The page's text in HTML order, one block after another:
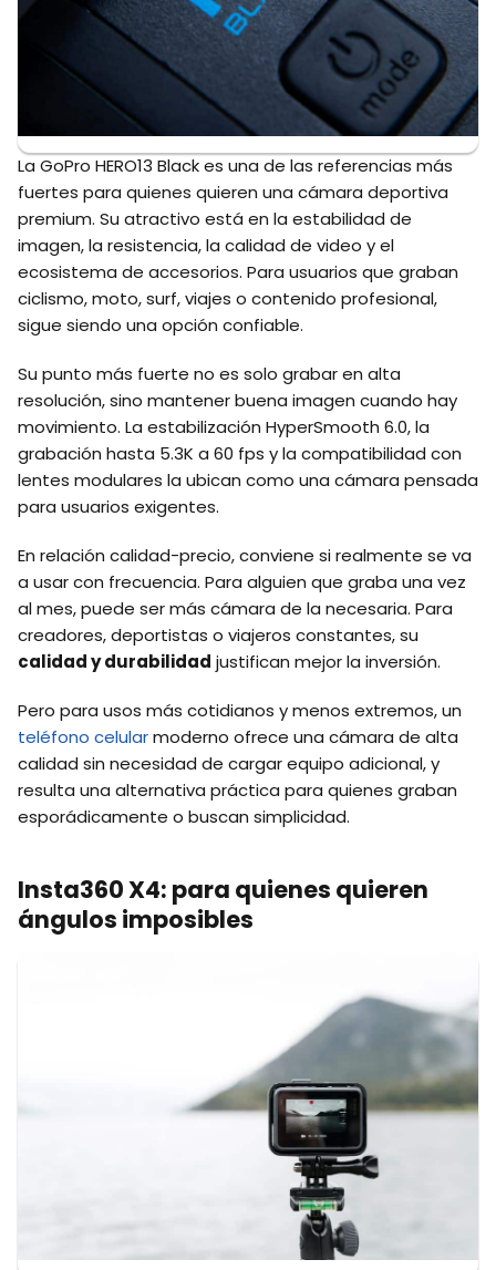
La GoPro HERO13 Black es una de las referencias más
fuertes para quienes quieren una cámara deportiva
premium. Su atractivo está en la estabilidad de
imagen, la resistencia, la calidad de video y el
ecosistema de accesorios. Para usuarios que graban
ciclismo, moto, surf, viajes o contenido profesional,
sigue siendo una opción confiable.
Su punto más fuerte no es solo grabar en alta
resolución, sino mantener buena imagen cuando hay
movimiento. La estabilización HyperSmooth 6.0, la
grabación hasta 5.3K a 60 fps y la compatibilidad con
lentes modulares la ubican como una cámara pensada
para usuarios exigentes.
En relación calidad-precio, conviene si realmente se va
a usar con frecuencia. Para alguien que graba una vez
al mes, puede ser más cámara de la necesaria. Para
creadores, deportistas o viajeros constantes, su
calidad y durabilidad justifican mejor la inversión.
Pero para usos más cotidianos y menos extremos, un
teléfono celularmoderno ofrece una cámara de alta
calidad sin necesidad de cargar equipo adicional, y
resulta una alternativa práctica para quienes graban
esporádicamente o buscan simplicidad.
Insta360 X4: para quienes quieren
ángulos imposibles